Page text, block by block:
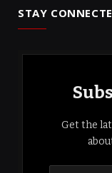
STAY
Get the